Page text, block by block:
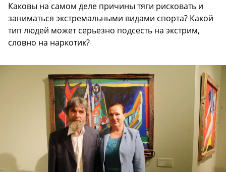
Каковы на самом деле причины тяги рисковать и
заниматься экстремальными видами спорта? Какой
тип людей может серьезно подсесть на экстрим,
словно на наркотик?